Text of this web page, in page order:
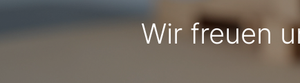
Wir freuen